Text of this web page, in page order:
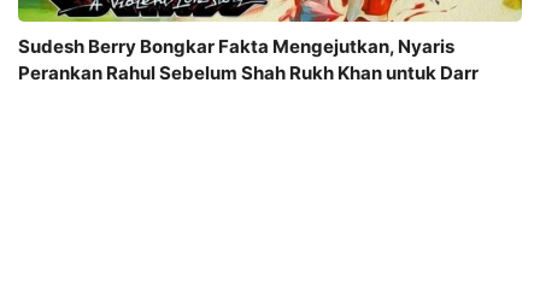
Sudesh Berry Bongkar Fakta Mengejutkan, Nyaris
Perankan Rahul Sebelum Shah Rukh Khan untuk Darr